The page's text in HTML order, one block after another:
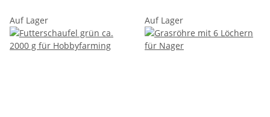
Auf Lager Auf Lager